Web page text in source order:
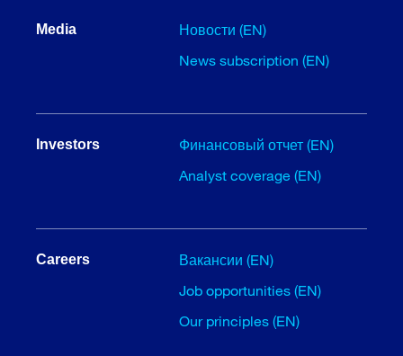
Media
Новости (EN)
News subscription (EN)
Investors
Финансовый отчет (EN)
Analyst coverage (EN)
Careers
Вакансии (EN)
Job opportunities (EN)
Our principles (EN)